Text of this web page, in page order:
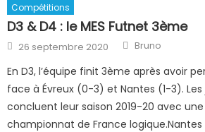
Compétitions
D3 & D4 : le MES Futnet 3ème
Posted
on
26 septembre 2020 Author
Bruno
En D3, l’équipe finit 3ème après avoir
face à Évreux (0-3) et Nantes (1-3). Les
concluent leur saison 2019-20 avec
championnat de France